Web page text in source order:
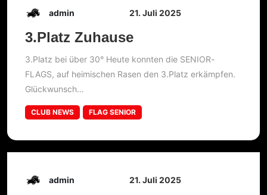
admin 21. Juli 2025
3.Platz Zuhause
3.Platz bei über 30° Heute konnten die SENIOR-
FLAGS, auf heimischen Rasen den 3.Platz erkämpfen.
Glückwunsch…
CLUB NEWS FLAG SENIOR
admin 21. Juli 2025